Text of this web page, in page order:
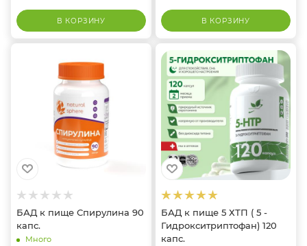
В КОРЗИНУ В КОРЗИНУ
БАД к пище Спирулина 90
капс.
Много
БАД к пище 5 ХТП ( 5 -
Гидрокситриптофан) 120
капс.